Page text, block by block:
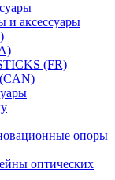
и аксессуары
(FR)
опоры
оптических